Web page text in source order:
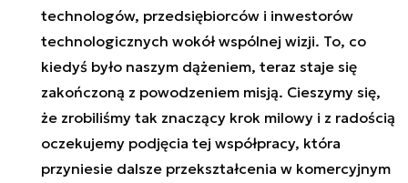
technologów, przedsiębiorców i inwestorów
technologicznych wokół wspólnej wizji. To, co
kiedyś było naszym dążeniem, teraz staje się
zakończoną z powodzeniem misją. Cieszymy się,
że zrobiliśmy tak znaczący krok milowy i z radością
oczekujemy podjęcia tej współpracy, która
przyniesie dalsze przekształcenia w komercyjnym